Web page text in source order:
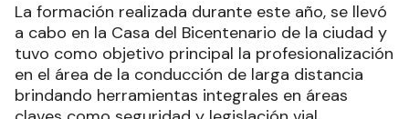
La formación realizada durante este año, se llevó
a cabo en la Casa del Bicentenario de la ciudad y
tuvo como objetivo principal la profesionalización
en el área de la conducción de larga distancia
brindando herramientas integrales en áreas